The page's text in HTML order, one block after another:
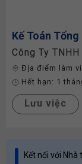
Kế Toán Tổng
Công Ty
Địa điểm làm
Hết hạn: 1
Lưu việc
Kết nối với